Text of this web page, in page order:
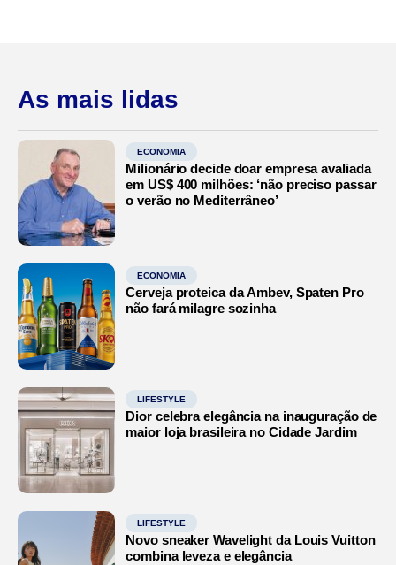
As mais lidas
ECONOMIA
Milionário decide doar empresa avaliada
em US$ 400 milhões: ‘não preciso passar
o verão no Mediterrâneo’
ECONOMIA
Cerveja proteica da Ambev, Spaten Pro
não fará milagre sozinha
LIFESTYLE
Dior celebra elegância na inauguração de
maior loja brasileira no Cidade Jardim
LIFESTYLE
Novo sneaker Wavelight da Louis Vuitton
combina leveza e elegância